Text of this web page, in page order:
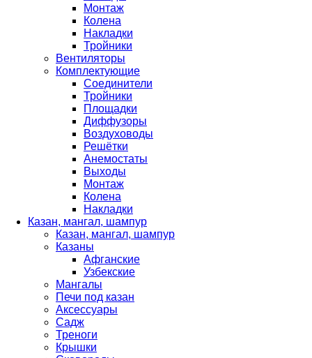
Монтаж
Колена
Накладки
Тройники
Вентиляторы
Комплектующие
Соединители
Тройники
Площадки
Диффузоры
Воздуховоды
Решётки
Анемостаты
Выходы
Монтаж
Колена
Накладки
Казан, мангал, шампур
Казан, мангал, шампур
Казаны
Афганские
Узбекские
Мангалы
Печи под казан
Аксессуары
Садж
Треноги
Крышки